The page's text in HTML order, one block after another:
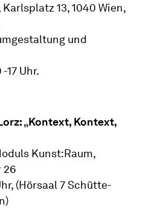
13, 1040 Wien,
und
17 Uhr.
„Kontext, Kontext,
Kunst:Raum,
26
(Hörsaal 7 Schütte-